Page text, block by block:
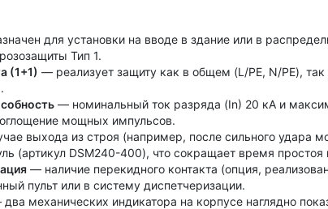
для установки на вводе в здание или в
Тип 1.
(1+1) — реализует защиту как в общем (L/PE, N/PE),
— номинальный ток разряда (In) 20 кА и
мощных импульсов.
выхода из строя (например, после сильного удара
(артикул DSM240-400), что сокращает время простоя
— наличие перекидного контакта (опция,
пульт или в систему диспетчеризации.
механических индикатора на корпусе наглядно